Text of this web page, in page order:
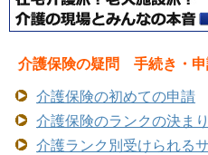
介護保険の疑問 手続き・申
介護保険の初めての申請
介護保険のランクの決ま
介護ランク別受けられる